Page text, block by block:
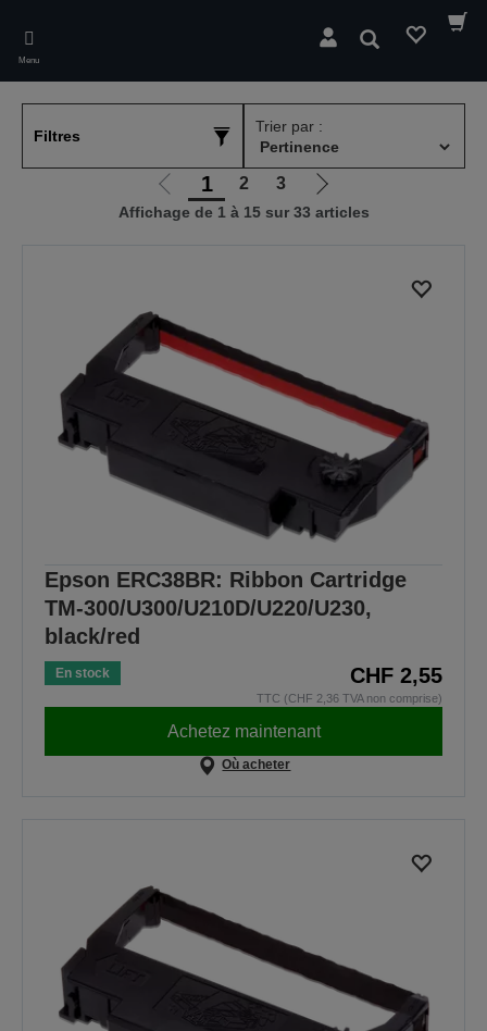
main
content
Menu
Rechercher
Filtres
Trier par :
Aller
à
1 2 3
Aller
à
Affichage de 1 à 15 sur 33 articles
Epson ERC38BR: Ribbon Cartridge
TM-300/U300/U210D/U220/U230,
black/red
En stock CHF 2,55
TTC (CHF 2,36 TVA non comprise)
Achetez maintenant
Où acheter